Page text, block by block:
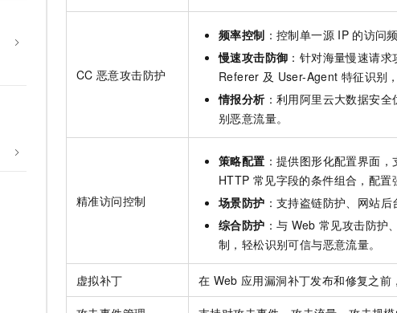
CC 恶意攻击防护
频率控制 ：控制单一源 IP 的访问
慢速攻击防御 ：针对海量慢速请
Referer 及 User-Agent 特征识别
情报分析：利用阿里云大数据安
别恶意流量。
精准访问控制
策略配置 ：提供图形化配置界面，
HTTP 常见字段的条件组合，配置
场景防护 ：支持盗链防护、网站后
综合防护 ：与 Web 常见攻击防护
制，轻松识别可信与恶意流量。
虚拟补丁 在 Web 应用漏洞补丁发布和修复之前